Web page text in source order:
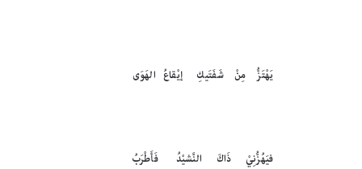
يَهْتَزُّ مِنْ شَفَتَيكِ إيْقاعُ الهَوَى
فيَهُزُّنِيْ ذَاكَ النَّشيْدُ فَأَطْرَبُ